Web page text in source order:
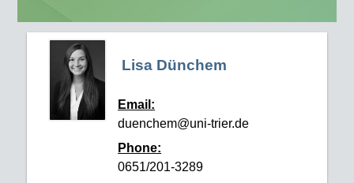
Lisa Dünchem
Email:
duenchem@uni-trier.de
Phone:
0651/201-3289